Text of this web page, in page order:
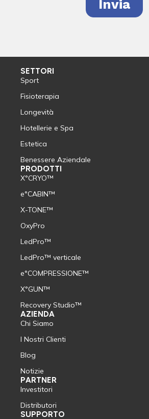
SETTORI
Sport
Fisioterapia
Longevità
Hotellerie e Spa
Estetica
Benessere Aziendale
PRODOTTI
X°CRYO™
e°CABIN™
X-TONE™
OxyPro
LedPro™
LedPro™ verticale
e°COMPRESSIONE™
X°GUN™
Recovery Studio™
AZIENDA
Chi Siamo
I Nostri Clienti
Blog
Notizie
PARTNER
Investitori
Distributori
SUPPORTO